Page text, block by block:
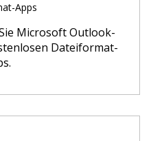
Apps
Microsoft Outlook-
Dateiformat-